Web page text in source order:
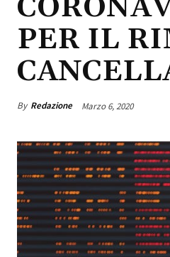
PER IL
By Redazione Marzo 6, 2020